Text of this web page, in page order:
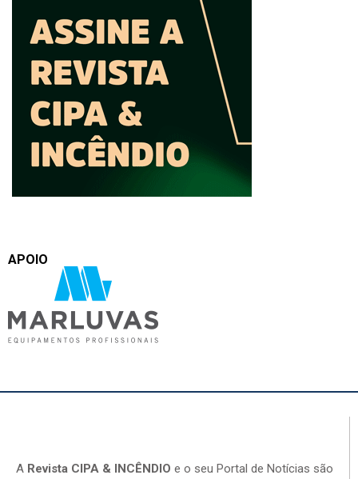
APOIO
A Revista CIPA & INCÊNDIO e o seu Portal de Notícias são